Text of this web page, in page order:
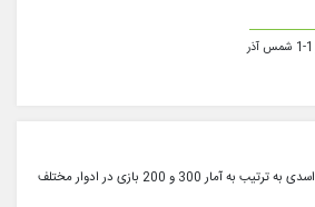
حمید بوحمدان و رضا اسدی به ترتیب به آمار 300 و 200 بازی در ادوار مختلف